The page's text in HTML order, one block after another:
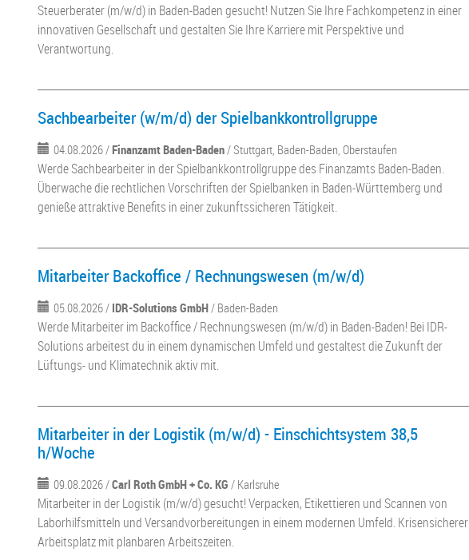
Steuerberater (m/w/d) in Baden-Baden gesucht! Nutzen Sie Ihre Fachkompetenz in einer
innovativen Gesellschaft und gestalten Sie Ihre Karriere mit Perspektive und
Verantwortung.
Sachbearbeiter (w/m/d) der Spielbankkontrollgruppe
04.08.2026 /Finanzamt Baden-Baden/ Stuttgart, Baden-Baden, Oberstaufen
Werde Sachbearbeiter in der Spielbankkontrollgruppe des Finanzamts Baden-Baden.
Überwache die rechtlichen Vorschriften der Spielbanken in Baden-Württemberg und
genieße attraktive Benefits in einer zukunftssicheren Tätigkeit.
Mitarbeiter Backoffice / Rechnungswesen (m/w/d)
05.08.2026 / IDR-Solutions GmbH/ Baden-Baden
Werde Mitarbeiter im Backoffice / Rechnungswesen (m/w/d) in Baden-Baden! Bei IDR-
Solutions arbeitest du in einem dynamischen Umfeld und gestaltest die Zukunft der
Lüftungs- und Klimatechnik aktiv mit.
Mitarbeiter in der Logistik (m/w/d) - Einschichtsystem 38,5
h/Woche
09.08.2026 /Carl Roth GmbH + Co. KG / Karlsruhe
Mitarbeiter in der Logistik (m/w/d) gesucht! Verpacken, Etikettieren und Scannen von
Laborhilfsmitteln und Versandvorbereitungen in einem modernen Umfeld. Krisensicherer
Arbeitsplatz mit planbaren Arbeitszeiten.